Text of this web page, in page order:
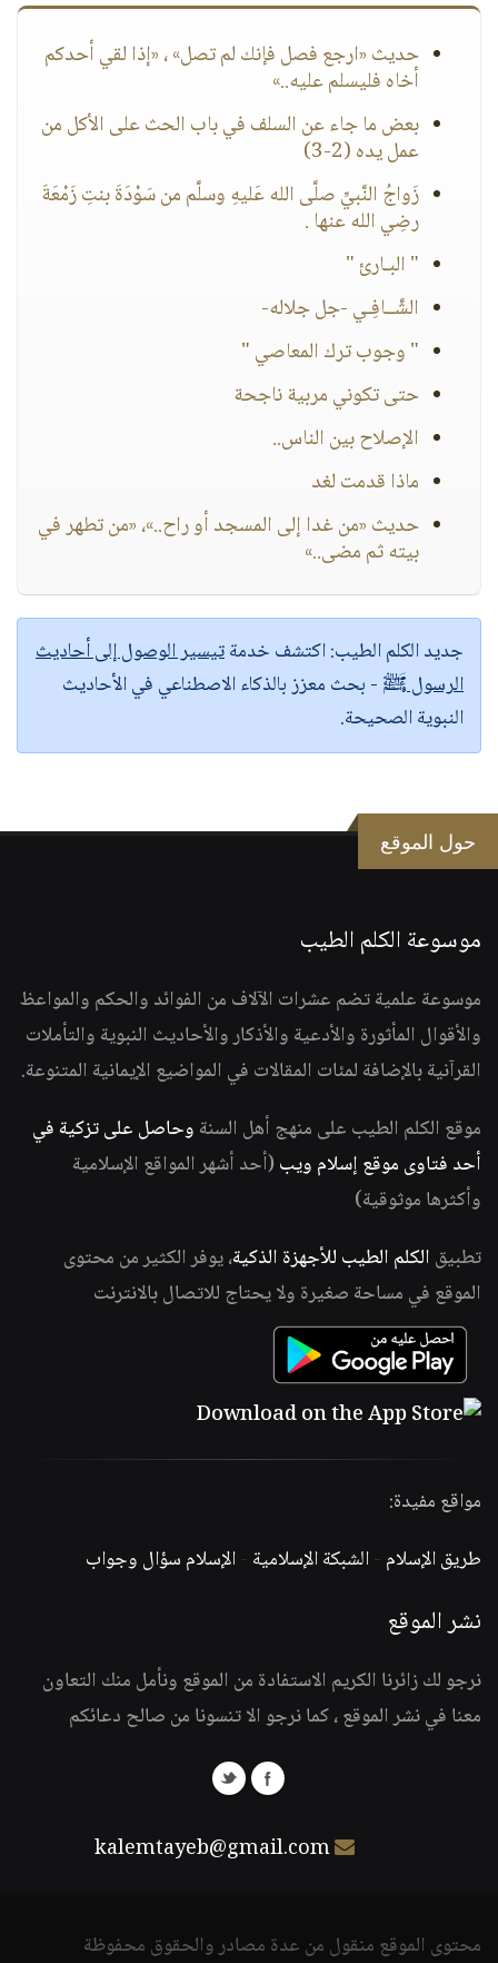
حديث «ارجع فصل فإنك لم تصل» ، «إذا لقي أحدكم
أخاه فليسلم عليه..»
بعض ما جاء عن السلف في باب الحث على الأكل من
عمل يده (2-3)
زَواجُ النَّبيِّ صلَّى الله عَليهِ وسلَّم من سَوْدَةَ بنتِ زَمْعَةَ
رضِي الله عنها .
" البـارئ "
الشَّــافِـي -جل جلاله-
" وجوب ترك المعاصي "
حتى تكوني مربية ناجحة
الإصلاح بين الناس..
ماذا قدمت لغد
حديث «من غدا إلى المسجد أو راح..»، «من تطهر في
بيته ثم مضى..»
جديد الكلم الطيب:اكتشف خدمةتيسير الوصول إلى أحاديث
الرسول ﷺ - بحث معزز بالذكاء الاصطناعي في الأحاديث
النبوية الصحيحة.
حول الموقع
موسوعة الكلم الطيب
موسوعة علمية تضم عشرات الآلاف من الفوائد والحكم والمواعظ
والأقوال المأثورة والأدعية والأذكار والأحاديث النبوية والتأملات
القرآنية بالإضافة لمئات المقالات في المواضيع الإيمانية المتنوعة.
موقع الكلم الطيب على منهج أهل السنة وحاصل على تزكية في
أحد فتاوى موقع إسلام ويب (أحد أشهر المواقع الإسلامية
وأكثرها موثوقية)
تطبيق الكلم الطيب للأجهزة الذكية، يوفر الكثير من محتوى
الموقع في مساحة صغيرة ولا يحتاج للاتصال بالانترنت
مواقع مفيدة:
طريق الإسلام -الشبكة الإسلامية -الإسلام سؤال وجواب
نشر الموقع
نرجو لك زائرنا الكريم الاستفادة من الموقع ونأمل منك التعاون
معنا في نشر الموقع ، كما نرجو الا تنسونا من صالح دعائكم
kalemtayeb@gmail.com
محتوى الموقع منقول من عدة مصادر والحقوق محفوظة